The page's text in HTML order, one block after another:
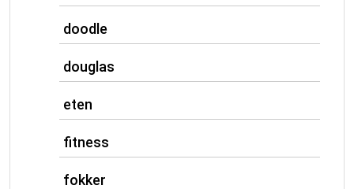
doodle
douglas
eten
fitness
fokker